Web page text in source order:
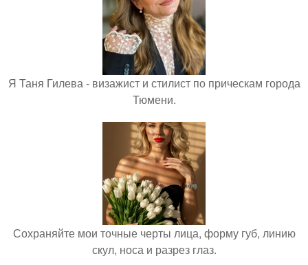
Я Таня Гилева - визажист и стилист по прическам города
Тюмени.
Сохраняйте мои точные черты лица, форму губ, линию
скул, носа и разрез глаз.